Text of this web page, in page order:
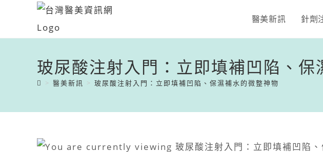
醫美新訊 針劑
玻尿酸注射入門：立即填補凹陷、保
> 醫美新訊 > 玻尿酸注射入門：立即填補凹陷、保濕補水的微整神物